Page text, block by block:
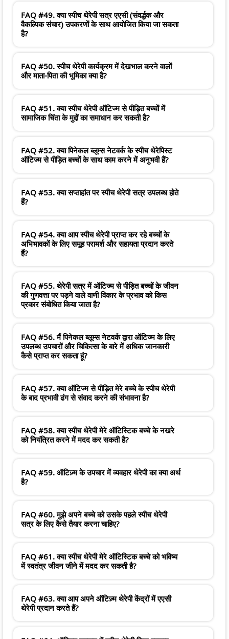
FAQ #49. क्या स्पीच थेरेपी सत्र एएसी (संवर्द्धक और
वैकल्पिक संचार) उपकरणों के साथ आयोजित किया जा सकता
है?
FAQ #50. स्पीच थेरेपी कार्यक्रम में देखभाल करने वालों
और माता-पिता की भूमिका क्या है?
FAQ #51. क्या स्पीच थेरेपी ऑटिज्म से पीड़ित बच्चों में
सामाजिक चिंता के मुद्दों का समाधान कर सकती है?
FAQ #52. क्या पिनेकल ब्लूम्स नेटवर्क के स्पीच थेरेपिस्ट
ऑटिज्म से पीड़ित बच्चों के साथ काम करने में अनुभवी हैं?
FAQ #53. क्या सप्ताहांत पर स्पीच थेरेपी सत्र उपलब्ध होते
हैं?
FAQ #54. क्या आप स्पीच थेरेपी प्राप्त कर रहे बच्चों के
अभिभावकों के लिए समूह परामर्श और सहायता प्रदान करते
हैं?
FAQ #55. थेरेपी सत्र में ऑटिज्म से पीड़ित बच्चों के जीवन
की गुणवत्ता पर पड़ने वाले वाणी विकार के प्रभाव को किस
प्रकार संबोधित किया जाता है?
FAQ #56. मैं पिनेकल ब्लूम्स नेटवर्क द्वारा ऑटिज्म के लिए
उपलब्ध उपचारों और चिकित्सा के बारे में अधिक जानकारी
कैसे प्राप्त कर सकता हूं?
FAQ #57. क्या ऑटिज्म से पीड़ित मेरे बच्चे के स्पीच थेरेपी
के बाद प्रभावी ढंग से संवाद करने की संभावना है?
FAQ #58. क्या स्पीच थेरेपी मेरे ऑटिस्टिक बच्चे के नखरे
को नियंत्रित करने में मदद कर सकती है?
FAQ #59. ऑटिज़्म के उपचार में व्यवहार थेरेपी का क्या अर्थ
है?
FAQ #60. मुझे अपने बच्चे को उसके पहले स्पीच थेरेपी
सत्र के लिए कैसे तैयार करना चाहिए?
FAQ #61. क्या स्पीच थेरेपी मेरे ऑटिस्टिक बच्चे को भविष्य
में स्वतंत्र जीवन जीने में मदद कर सकती है?
FAQ #63. क्या आप अपने ऑटिज़्म थेरेपी केंद्रों में एएसी
थेरेपी प्रदान करते हैं?